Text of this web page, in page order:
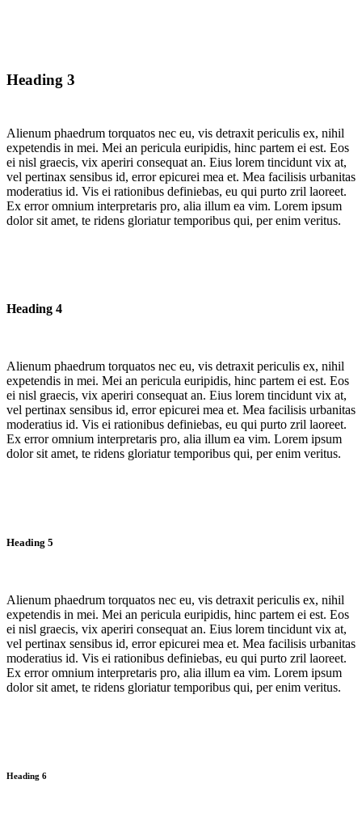
Heading 3
Alienum phaedrum torquatos nec eu, vis detraxit periculis ex, nihil
expetendis in mei. Mei an pericula euripidis, hinc partem ei est. Eos
ei nisl graecis, vix aperiri consequat an. Eius lorem tincidunt vix at,
vel pertinax sensibus id, error epicurei mea et. Mea facilisis urbanitas
moderatius id. Vis ei rationibus definiebas, eu qui purto zril laoreet.
Ex error omnium interpretaris pro, alia illum ea vim. Lorem ipsum
dolor sit amet, te ridens gloriatur temporibus qui, per enim veritus.
Heading 4
Alienum phaedrum torquatos nec eu, vis detraxit periculis ex, nihil
expetendis in mei. Mei an pericula euripidis, hinc partem ei est. Eos
ei nisl graecis, vix aperiri consequat an. Eius lorem tincidunt vix at,
vel pertinax sensibus id, error epicurei mea et. Mea facilisis urbanitas
moderatius id. Vis ei rationibus definiebas, eu qui purto zril laoreet.
Ex error omnium interpretaris pro, alia illum ea vim. Lorem ipsum
dolor sit amet, te ridens gloriatur temporibus qui, per enim veritus.
Heading 5
Alienum phaedrum torquatos nec eu, vis detraxit periculis ex, nihil
expetendis in mei. Mei an pericula euripidis, hinc partem ei est. Eos
ei nisl graecis, vix aperiri consequat an. Eius lorem tincidunt vix at,
vel pertinax sensibus id, error epicurei mea et. Mea facilisis urbanitas
moderatius id. Vis ei rationibus definiebas, eu qui purto zril laoreet.
Ex error omnium interpretaris pro, alia illum ea vim. Lorem ipsum
dolor sit amet, te ridens gloriatur temporibus qui, per enim veritus.
Heading 6